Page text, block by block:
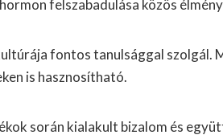
felszabadulása közös
fontos tanulsággal szolgál.
is hasznosítható.
során kialakult bizalom és